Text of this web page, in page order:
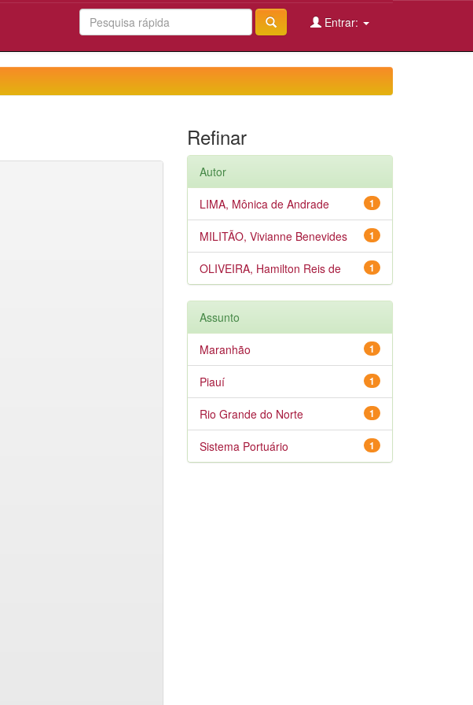
Entrar:
Refinar
Autor
1
LIMA, Mônica de Andrade
1
MILITÃO, Vivianne Benevides
1
OLIVEIRA, Hamilton Reis de
Assunto
1
Maranhão
1
Piauí
1
Rio Grande do Norte
1
Sistema Portuário